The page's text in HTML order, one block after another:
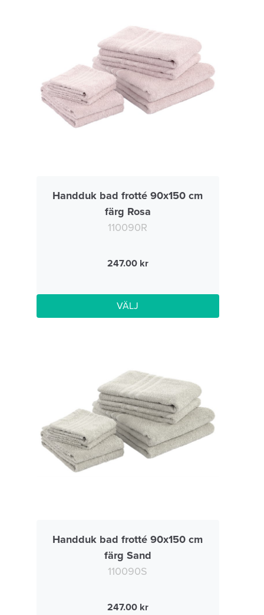
Handduk bad frotté 90x150 cm
färg Rosa
110090R
247.00
VÄLJ
Handduk bad frotté 90x150 cm
färg Sand
110090S
247.00